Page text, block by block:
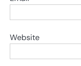
Website